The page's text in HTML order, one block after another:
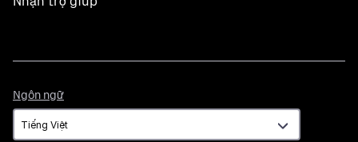
Ngôn ngữ
ngữ